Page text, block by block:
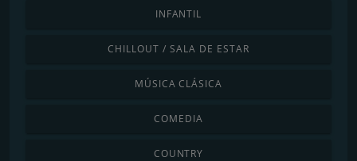
INFANTIL
CHILLOUT / SALA DE ESTAR
MÚSICA CLÁSICA
COMEDIA
COUNTRY